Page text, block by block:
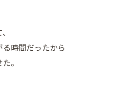
時間だったから
。